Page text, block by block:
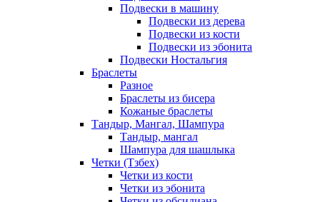
Подвески в машину
Подвески из дерева
Подвески из кости
Подвески из эбонита
Подвески Ностальгия
Браслеты
Разное
Браслеты из бисера
Кожаные браслеты
Тандыр, Мангал, Шампура
Тандыр, мангал
Шампура для шашлыка
Четки (Тзбех)
Четки из кости
Четки из эбонита